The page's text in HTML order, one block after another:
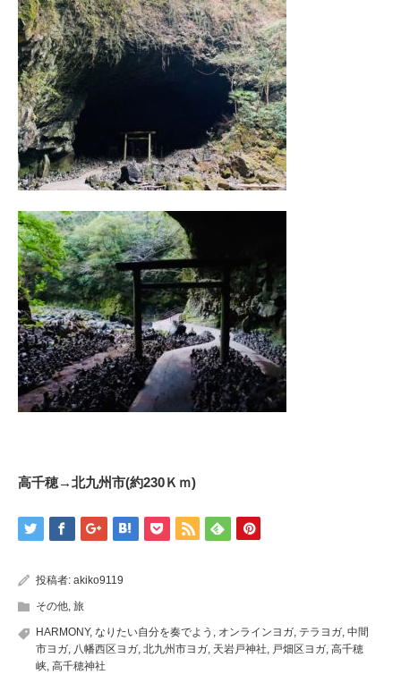
高千穂→北九州市(約230Ｋｍ)
投稿者: akiko9119
その他, 旅
HARMONY, なりたい自分を奏でよう , オンラインヨガ, テラヨガ, 中間
市ヨガ, 八幡西区ヨガ, 北九州市ヨガ, 天岩戸神社, 戸畑区ヨガ, 高千穂
峡, 高千穂神社